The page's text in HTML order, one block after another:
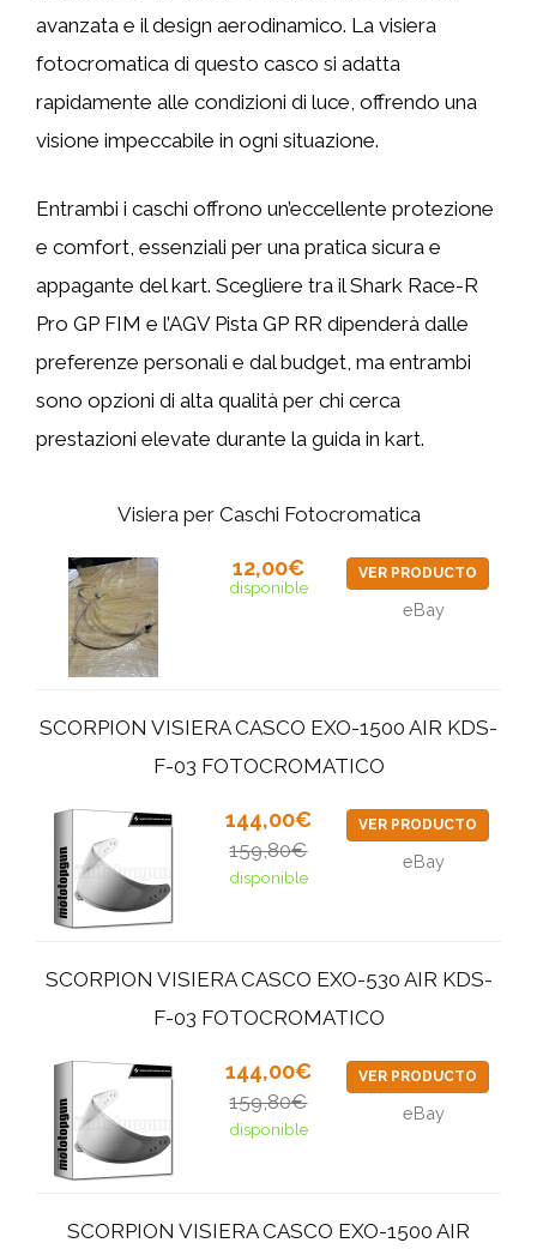
avanzata e il design aerodinamico. La visiera
fotocromatica di questo casco si adatta
rapidamente alle condizioni di luce, offrendo una
visione impeccabile in ogni situazione.
Entrambi i caschi offrono un’eccellente protezione
e comfort, essenziali per una pratica sicura e
appagante del kart. Scegliere tra il Shark Race-R
Pro GP FIM e l’AGV Pista GP RR dipenderà dalle
preferenze personali e dal budget, ma entrambi
sono opzioni di alta qualità per chi cerca
prestazioni elevate durante la guida in kart.
Visiera per Caschi Fotocromatica
12,00€
disponible
VER PRODUCTO
eBay
SCORPION VISIERA CASCO EXO-1500 AIR KDS-
F-03 FOTOCROMATICO
144,00€
159,80€
disponible
VER PRODUCTO
eBay
SCORPION VISIERA CASCO EXO-530 AIR KDS-
F-03 FOTOCROMATICO
144,00€
159,80€
disponible
VER PRODUCTO
eBay
SCORPION VISIERA CASCO EXO-1500 AIR